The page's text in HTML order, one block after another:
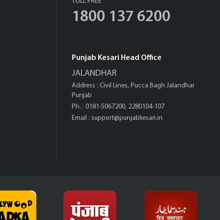
1800 137 6200
Punjab Kesari Head Office
JALANDHAR
Address : Civil Lines, Pucca Bagh Jalandhar
Punjab
Ph. : 0181-5067200, 2280104-107
Email : support@punjabkesari.in